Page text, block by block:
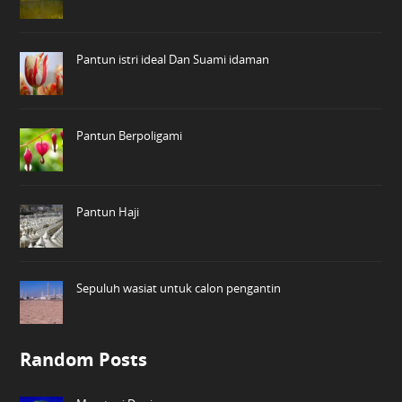
Pantun istri ideal Dan Suami idaman
Pantun Berpoligami
Pantun Haji
Sepuluh wasiat untuk calon pengantin
Random Posts